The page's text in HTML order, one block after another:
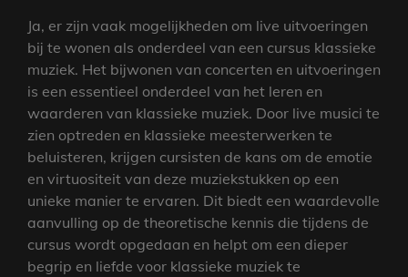
Ja, er zijn vaak mogelijkheden om live uitvoeringen
bij te wonen als onderdeel van een cursus klassieke
muziek. Het bijwonen van concerten en uitvoeringen
is een essentieel onderdeel van het leren en
waarderen van klassieke muziek. Door live musici te
zien optreden en klassieke meesterwerken te
beluisteren, krijgen cursisten de kans om de emotie
en virtuositeit van deze muziekstukken op een
unieke manier te ervaren. Dit biedt een waardevolle
aanvulling op de theoretische kennis die tijdens de
cursus wordt opgedaan en helpt om een dieper
begrip en liefde voor klassieke muziek te